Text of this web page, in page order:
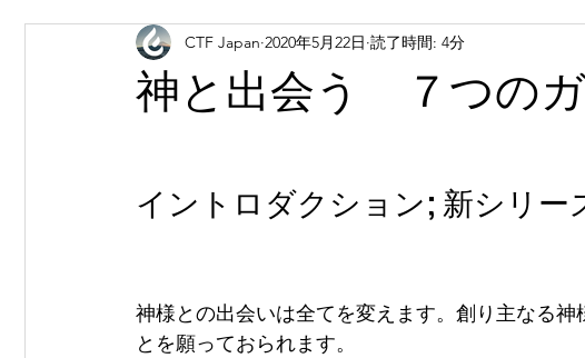
神と出会う ７つの
CTF Japan 2020年5月22日 読了時間: 4分
イントロダクション; 新シリー
神様との出会いは全てを変えます。創り主なる
とを願っておられます。